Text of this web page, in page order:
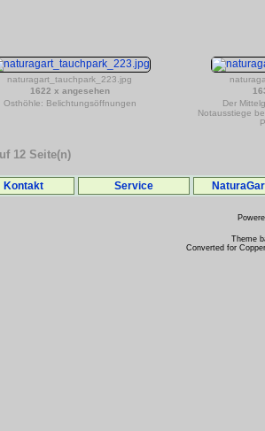
naturagart_tauchpark_223.jpg
1622 x angesehen
Osthöhle: Belichtungsöffnungen
Der
Notausstiege
12 Seite(n)
Kontakt Service
Theme
Converted for